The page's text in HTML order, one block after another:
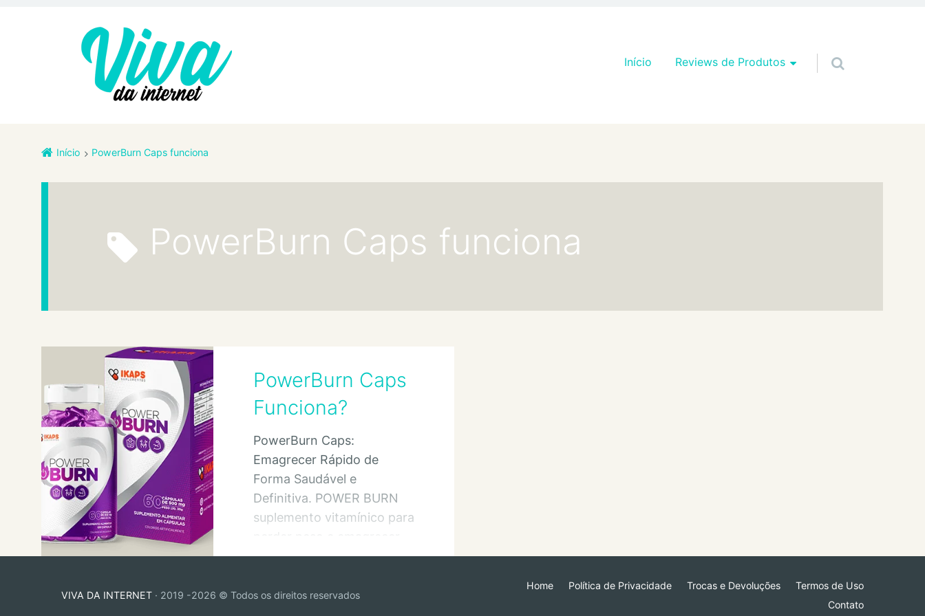
Pular para o conteúdo
Início Reviews de Produtos
Início PowerBurn Caps funciona
PowerBurn Caps funciona
PowerBurn Caps
Funciona?
PowerBurn Caps:
Emagrecer Rápido de
Forma Saudável e
Definitiva. POWER BURN
suplemento vitamínico para
com saúde.
VIVA DA INTERNET· 2019 -2026 © Todos os direitos reservados
Home Política de Privacidade Trocas e Devoluções
Termos de Uso
Contato